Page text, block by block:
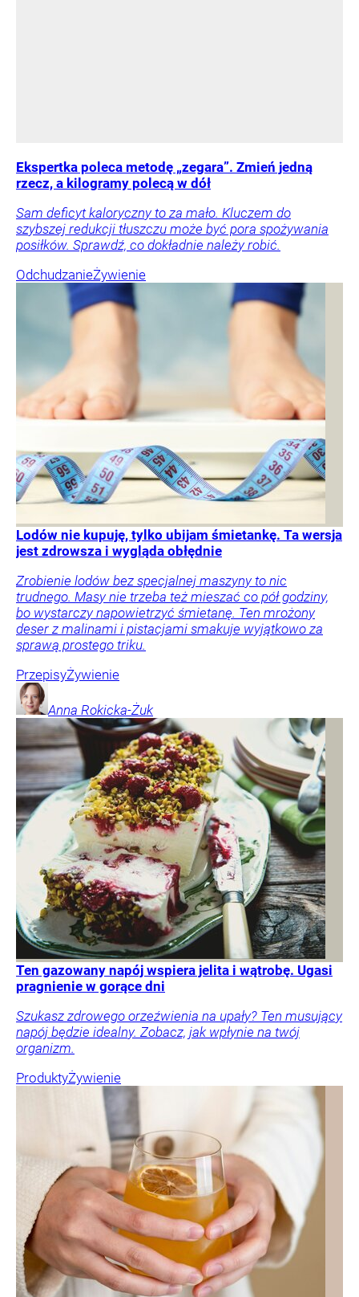
Ekspertka poleca metodę „zegara”. Zmień jedną
rzecz, a kilogramy polecą w dół
Sam deficyt kaloryczny to za mało. Kluczem do
szybszej redukcji tłuszczu może być pora spożywania
posiłków. Sprawdź, co dokładnie należy robić.
OdchudzanieŻywienie
Lodów nie kupuję, tylko ubijam śmietankę. Ta wersja
jest zdrowsza i wygląda obłędnie
Zrobienie lodów bez specjalnej maszyny to nic
trudnego. Masy nie trzeba też mieszać co pół godziny,
bo wystarczy napowietrzyć śmietanę. Ten mrożony
deser z malinami i pistacjami smakuje wyjątkowo za
sprawą prostego triku.
PrzepisyŻywienie
Anna Rokicka-Żuk
Ten gazowany napój wspiera jelita i wątrobę. Ugasi
pragnienie w gorące dni
Szukasz zdrowego orzeźwienia na upały? Ten musujący
napój będzie idealny. Zobacz, jak wpłynie na twój
organizm.
ProduktyŻywienie